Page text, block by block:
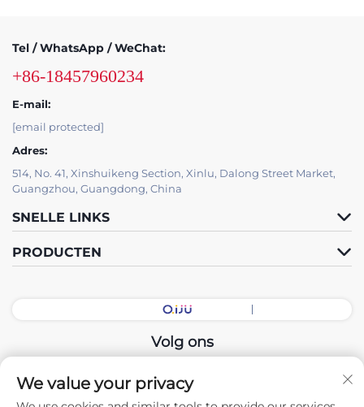
Tel / WhatsApp / WeChat:
+86-18457960234
E-mail:
[email protected]
Adres:
514, No. 41, Xinshuikeng Section, Xinlu, Dalong Street Market,
Guangzhou, Guangdong, China
SNELLE LINKS
PRODUCTEN
Volg ons
Copyright © 2026 China Guangdong Exhibition Hall Intelligent
We value your privacy